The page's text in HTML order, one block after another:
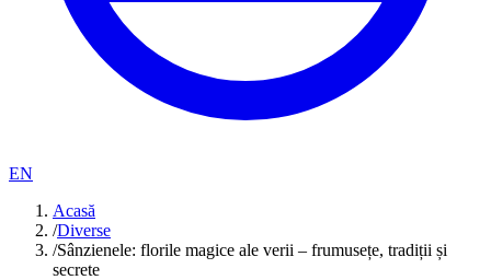
EN
Acasă
/Diverse
/Sânzienele: florile magice ale verii – frumusețe, tradiții și
secrete